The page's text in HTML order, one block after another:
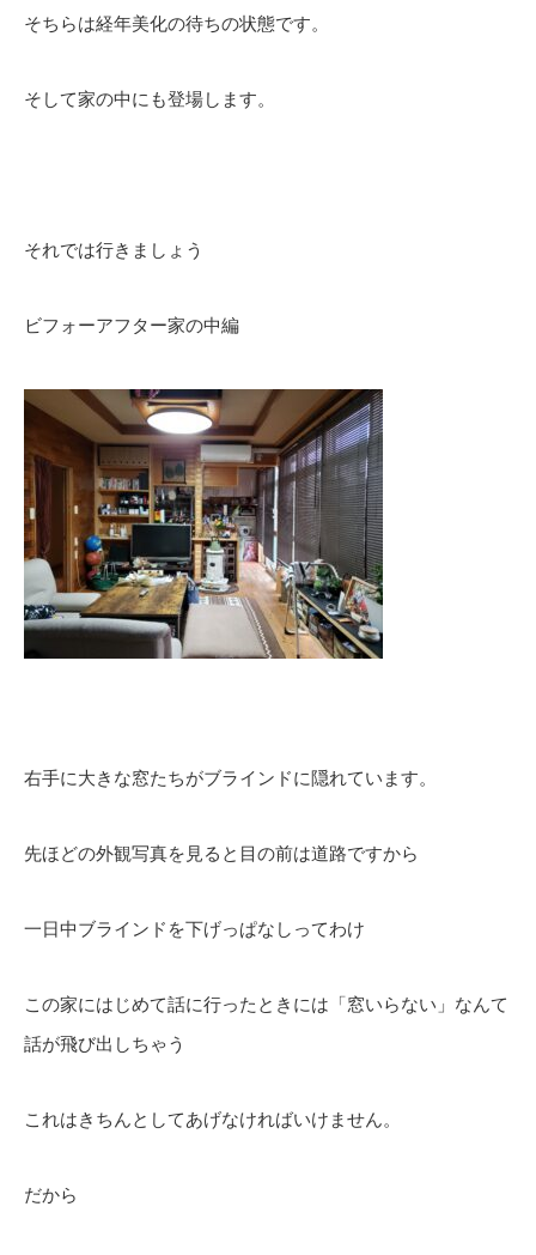
そちらは経年美化の待ちの状態です。
そして家の中にも登場します。
それでは行きましょう
ビフォーアフター家の中編
右手に大きな窓たちがブラインドに隠れています。
先ほどの外観写真を見ると目の前は道路ですから
一日中ブラインドを下げっぱなしってわけ
この家にはじめて話に行ったときには「窓いらない」なんて
話が飛び出しちゃう
これはきちんとしてあげなければいけません。
だから